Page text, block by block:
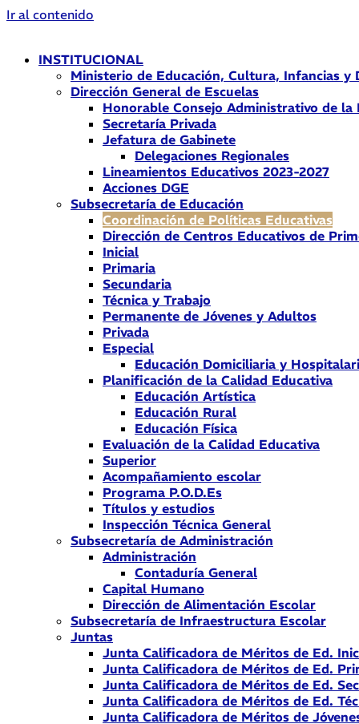
Ir al contenido
INSTITUCIONAL
Ministerio de Educación, Cultura, Infancias y
Dirección General de Escuelas
Honorable Consejo Administrativo de la
Secretaría Privada
Jefatura de Gabinete
Delegaciones Regionales
Lineamientos Educativos 2023-2027
Acciones DGE
Subsecretaría de Educación
Coordinación de Políticas Educativas
Dirección de Centros Educativos de
Inicial
Primaria
Secundaria
Técnica y Trabajo
Permanente de Jóvenes y Adultos
Privada
Especial
Educación Domiciliaria y
Planificación de la Calidad Educativa
Educación Artística
Educación Rural
Educación Física
Evaluación de la Calidad Educativa
Superior
Acompañamiento escolar
Programa P.O.D.Es
Títulos y estudios
Inspección Técnica General
Subsecretaría de Administración
Administración
Contaduría General
Capital Humano
Dirección de Alimentación Escolar
Subsecretaría de Infraestructura Escolar
Juntas
Junta Calificadora de Méritos de Ed.
Junta Calificadora de Méritos de Ed.
Junta Calificadora de Méritos de Ed.
Junta Calificadora de Méritos de Ed.
Junta Calificadora de Méritos de